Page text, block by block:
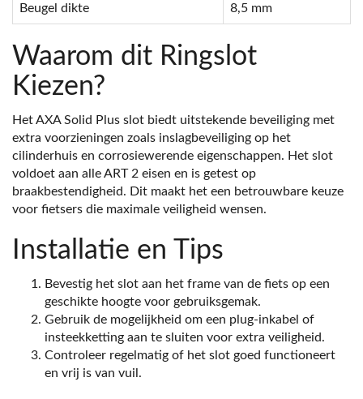
Beugel dikte 8,5 mm
Waarom dit Ringslot
Kiezen?
Het AXA Solid Plus slot biedt uitstekende beveiliging met
extra voorzieningen zoals inslagbeveiliging op het
cilinderhuis en corrosiewerende eigenschappen. Het slot
voldoet aan alle ART 2 eisen en is getest op
braakbestendigheid. Dit maakt het een betrouwbare keuze
voor fietsers die maximale veiligheid wensen.
Installatie en Tips
Bevestig het slot aan het frame van de fiets op een
geschikte hoogte voor gebruiksgemak.
Gebruik de mogelijkheid om een plug-inkabel of
insteekketting aan te sluiten voor extra veiligheid.
Controleer regelmatig of het slot goed functioneert
en vrij is van vuil.